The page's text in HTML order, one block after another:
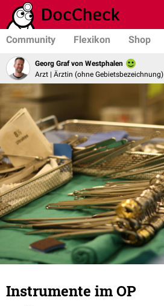
Community Flexikon Shop
Georg Graf von Westphalen
Arzt | Ärztin (ohne Gebietsbezeichnung)
Instrumente im OP